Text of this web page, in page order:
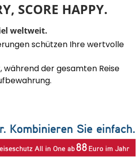
SCORE HAPPY.
weltweit.
schützen Ihre wertvolle
während der gesamten Reise